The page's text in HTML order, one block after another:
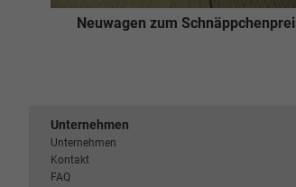
Neuwagen zum
Unternehmen
Unternehmen
Kontakt
FAQ